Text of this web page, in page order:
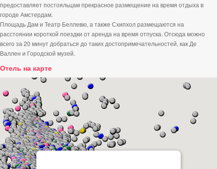
предоставляет постояльцам прекрасное размещение на время отдыха в
городе Амстердам.
Площадь Дам и Театр Беллевю, а также Схипхол размещаются на
расстоянии короткой поездки от аренда на время отпуска. Отсюда можно
всего за 20 минут добраться до таких достопримечательностей, как Де
Валлен и Городской музей.
Отель на карте